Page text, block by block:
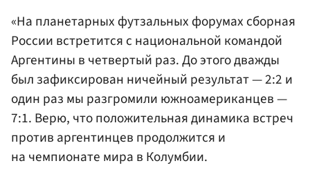
«На планетарных футзальных форумах сборная
России встретится с национальной командой
Аргентины в четвертый раз. До этого дважды
был зафиксирован ничейный результат — 2:2 и
один раз мы разгромили южноамериканцев —
7:1. Верю, что положительная динамика встреч
против аргентинцев продолжится и
на чемпионате мира в Колумбии.